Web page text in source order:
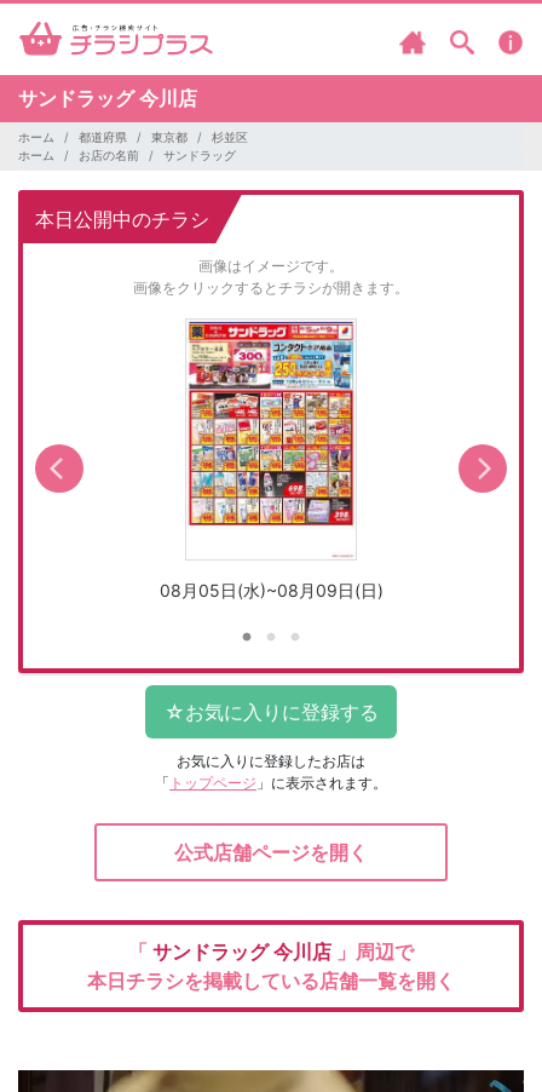
サンドラッグ今川店
ホーム 都道府県 東京都
杉並区
ホーム
お店の名前 サンドラッグ
本日公開中のチラシ
画像はイメージです。
画像をクリックするとチラシが開きます。
08月05日(水)~08月09日(日)
お気に入りに登録したお店は
「 トップページ 」に表示されます。
公式店舗ページを開く
「 サンドラッグ今川店 」周辺で
本日チラシを掲載している店舗一覧を開く